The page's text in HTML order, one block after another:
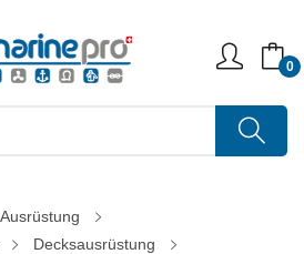
0
Decksausrüstung